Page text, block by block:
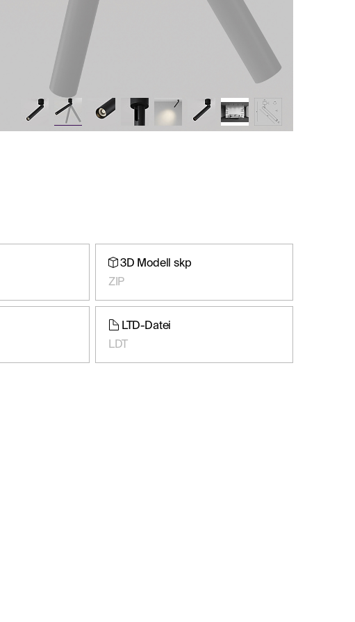
3D Modell skp
ZIP
LTD-Datei
LDT